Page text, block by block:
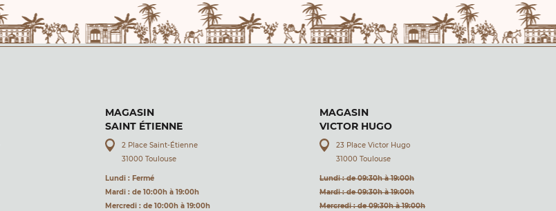
MAGASIN
SAINT ÉTIENNE
2 Place Saint-Étienne
31000 Toulouse
Lundi : Fermé
Mardi : de 10:00h à 19:00h
Mercredi : de 10:00h à 19:00h
MAGASIN
VICTOR HUGO
23 Place Victor Hugo
31000 Toulouse
Lundi : de 09:30h à 19:00h
Mardi : de 09:30h à 19:00h
Mercredi : de 09:30h à 19:00h